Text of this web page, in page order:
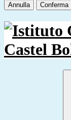
Annulla Conferma